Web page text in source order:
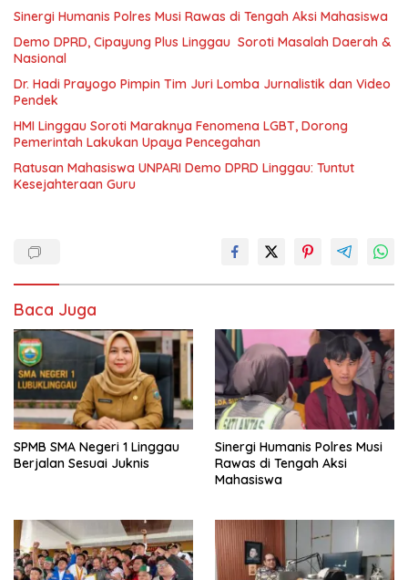
Sinergi Humanis Polres Musi Rawas di Tengah Aksi Mahasiswa
Demo DPRD, Cipayung Plus Linggau Soroti Masalah Daerah &
Nasional
Dr. Hadi Prayogo Pimpin Tim Juri Lomba Jurnalistik dan Video
Pendek
HMI Linggau Soroti Maraknya Fenomena LGBT, Dorong
Pemerintah Lakukan Upaya Pencegahan
Ratusan Mahasiswa UNPARI Demo DPRD Linggau: Tuntut
Kesejahteraan Guru
Baca Juga
SPMB SMA Negeri 1 Linggau
Berjalan Sesuai Juknis
Sinergi Humanis Polres Musi
Rawas di Tengah Aksi
Mahasiswa